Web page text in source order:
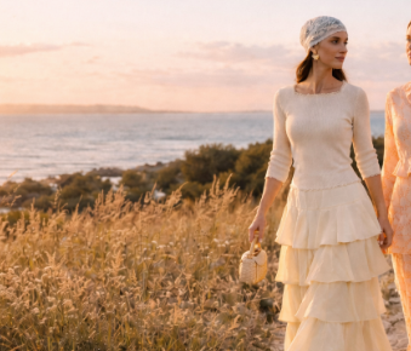
הוסף לרשימת המשאלות
תיאור קצר
משלוחים
החזרות והחלפות